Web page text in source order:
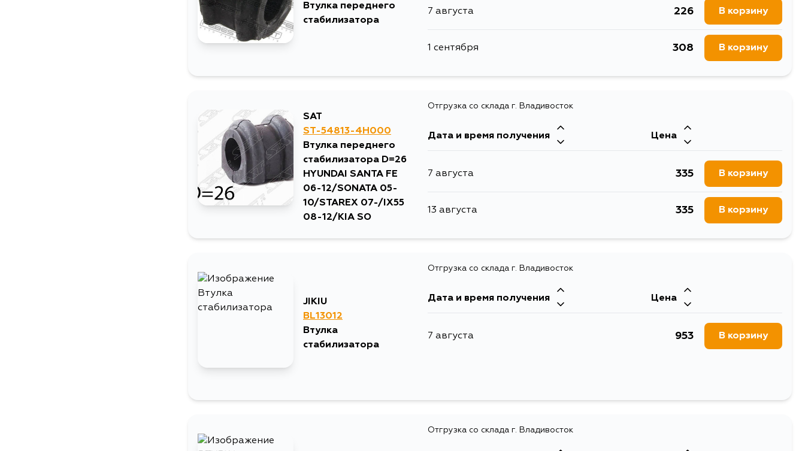
12 августа 475 В корзину
12 августа 399 В корзину
399
В корзину
В корзину
1 сентября 399 В корзину
Втулка переднего
стабилизатора
7 августа 226 В корзину
1 сентября 308 В корзину
SAT
ST-54813-4H000
Втулка переднего
стабилизатора D=26
HYUNDAI SANTA FE
06-12/SONATA 05-
10/STAREX 07-/IX55
08-12/KIA SO
Отгрузка со склада г. Владивосток
Дата и время получения Цена
7 августа 335 В корзину
13 августа 335 В корзину
JIKIU
BL13012
Втулка
стабилизатора
Отгрузка со склада г. Владивосток
Дата и время получения Цена
7 августа 953 В корзину
Отгрузка со склада г. Владивосток